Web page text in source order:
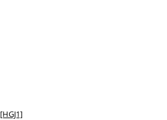
[HGJ1]